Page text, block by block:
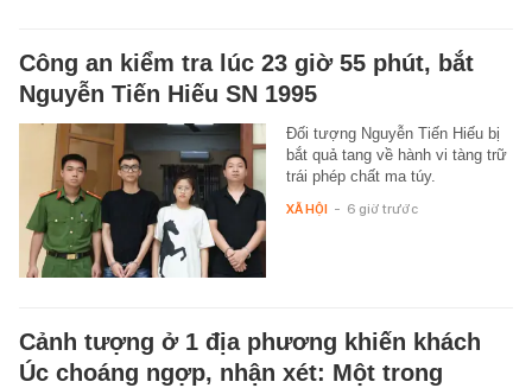
Công an kiểm tra lúc 23 giờ 55 phút, bắt
Nguyễn Tiến Hiếu SN 1995
Đối tượng Nguyễn Tiến Hiếu bị
bắt quả tang về hành vi tàng trữ
trái phép chất ma túy.
XÃ HỘI - 6 giờ trước
Cảnh tượng ở 1 địa phương khiến khách
Úc choáng ngợp, nhận xét: Một trong